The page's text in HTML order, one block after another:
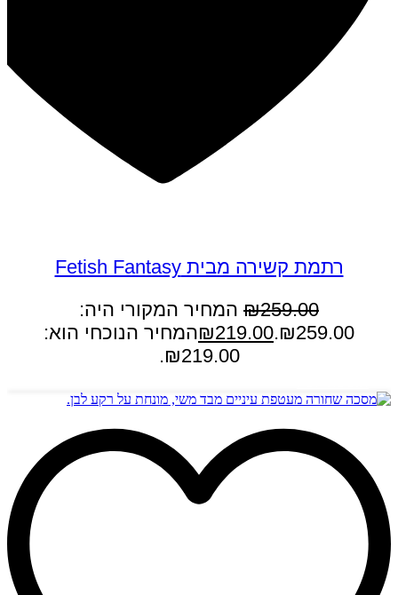
רתמת קשירה מבית Fetish Fantasy
₪259.00
המחיר המקורי היה:
₪259.00.
₪219.00
המחיר הנוכחי הוא:
₪219.00.